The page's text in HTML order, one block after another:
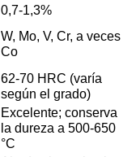
0,7-1,3%
W, Mo, V, Cr, a veces
Co
62-70 HRC (varía
según el grado)
Excelente; conserva
la dureza a 500-650
°C